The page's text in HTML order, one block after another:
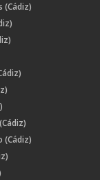
(Cádiz)
(Cádiz)